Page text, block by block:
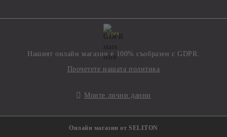
GDPR
Нашият онлайн магазин е 100% съобразен с GDPR.
Прочетете нашата политика
Моите лични данни
Онлайн магазин от SELITON